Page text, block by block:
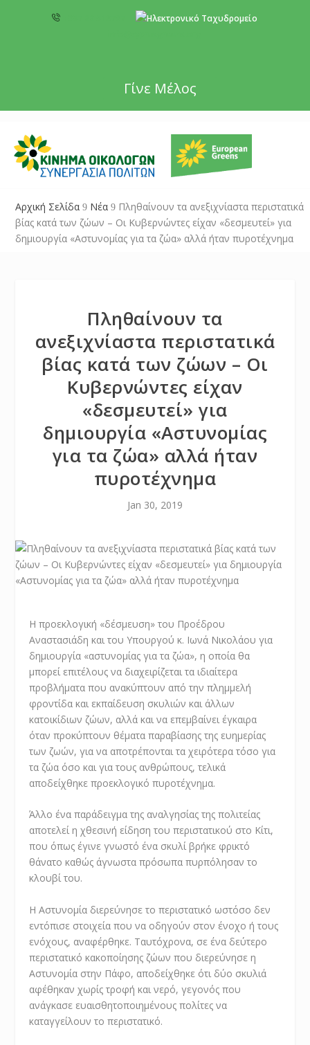
Γίνε Μέλος
Αρχική Σελίδα 9 Νέα 9 Πληθαίνουν τα ανεξιχνίαστα περιστατικά
βίας κατά των ζώων – Οι Κυβερνώντες είχαν «δεσμευτεί» για
δημιουργία «Αστυνομίας για τα ζώα» αλλά ήταν πυροτέχνημα
Πληθαίνουν τα
ανεξιχνίαστα περιστατικά
βίας κατά των ζώων – Οι
Κυβερνώντες είχαν
«δεσμευτεί» για
δημιουργία «Αστυνομίας
για τα ζώα» αλλά ήταν
πυροτέχνημα
Jan 30, 2019
Η προεκλογική «δέσμευση» του Προέδρου
Αναστασιάδη και του Yπουργού κ. Ιωνά Νικολάου για
δημιουργία «αστυνομίας για τα ζώα», η οποία θα
μπορεί επιτέλους να διαχειρίζεται τα ιδιαίτερα
προβλήματα που ανακύπτουν από την πλημμελή
φροντίδα και εκπαίδευση σκυλιών και άλλων
κατοικίδιων ζώων, αλλά και να επεμβαίνει έγκαιρα
όταν προκύπτουν θέματα παραβίασης της ευημερίας
των ζωών, για να αποτρέπονται τα χειρότερα τόσο για
τα ζώα όσο και για τους ανθρώπους, τελικά
αποδείχθηκε προεκλογικό πυροτέχνημα.
Άλλο ένα παράδειγμα της αναλγησίας της πολιτείας
αποτελεί η χθεσινή είδηση του περιστατικού στο Κίτι,
που όπως έγινε γνωστό ένα σκυλί βρήκε φρικτό
θάνατο καθώς άγνωστα πρόσωπα πυρπόλησαν το
κλουβί του.
Η Αστυνομία διερεύνησε το περιστατικό ωστόσο δεν
εντόπισε στοιχεία που να οδηγούν στον ένοχο ή τους
ενόχους, αναφέρθηκε. Ταυτόχρονα, σε ένα δεύτερο
περιστατικό κακοποίησης ζώων που διερεύνησε η
Αστυνομία στην Πάφο, αποδείχθηκε ότι δύο σκυλιά
αφέθηκαν χωρίς τροφή και νερό, γεγονός που
ανάγκασε ευαισθητοποιημένους πολίτες να
καταγγείλουν το περιστατικό.